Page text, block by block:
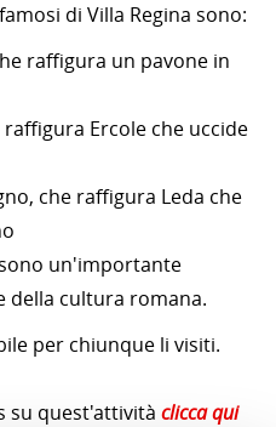
di Villa Regina sono:
raffigura un pavone in
Ercole che uccide
che raffigura Leda che
un'importante
della cultura romana.
per chiunque li visiti.
su quest'attività clicca qui